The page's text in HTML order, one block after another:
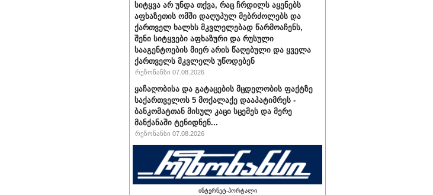
სიტყვა არ უნდა თქვა, რაც ჩრდილს აყენებს
აფხაზეთის ომში დაღუპულ მებრძოლებს და
ქართველ ხალხს მკვლელებად წარმოაჩენს,
შენი სიტყვები აფხაზური და რუსული
სააგენტოების მიერ არის წაღებული და ყველა
ქართველს მკვლელს უწოდებენ
რეზონანსი 07.08.2026
ყაჩაღობისა და გატაცების მცდელობის ფაქტზე
საქართველოს 5 მოქალაქე დააპატიმრეს -
ბანკომატთან მისულ კაცი სცემეს და მერე
მანქანაში ტენიდნენ...
რეზონანსი 07.08.2026
ინტერნეტ-პორტალი